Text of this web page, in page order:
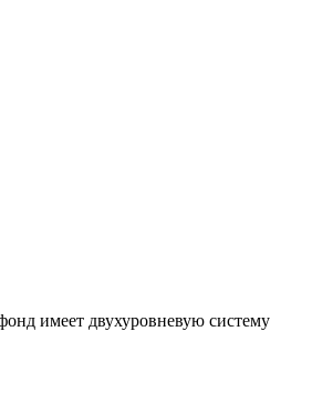
имеет двухуровневую систему